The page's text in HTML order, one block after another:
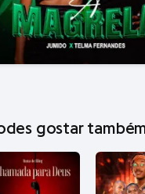
gostar